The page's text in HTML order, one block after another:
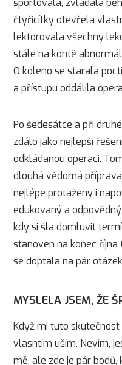
sportovala, zvládala
čtyřicítky otevřela
lektorovala všechny
stále na kontě
O koleno se starala
a přístupu oddálila
Po šedesátce a při
zdálo jako nejlepší
odkládanou operaci.
dlouhá vědomá
nejlépe protaženy i
edukovaný a
kdy si šla domluvit
stanoven na konec října
se doptala na pár
MYSLELA JSEM, ŽE
Když mi tuto
vlasntím uším. Nevím,
mě, ale zde je pár